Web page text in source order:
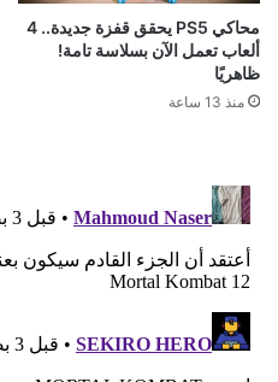
محاكي PS5 يحقق قفزة جديدة.. 4
ألعاب تعمل الآن بسلاسة تامة!
ظاهريًا
منذ 13 ساعة